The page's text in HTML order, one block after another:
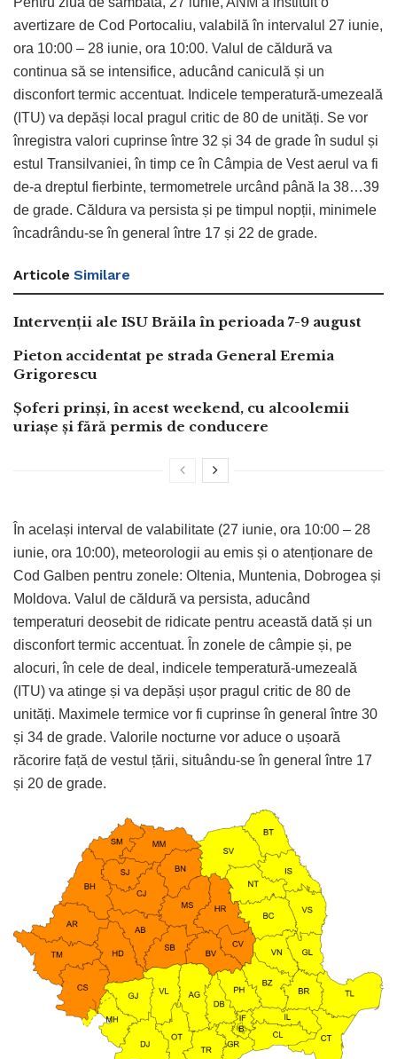
avertizare de Cod Portocaliu, valabilă în intervalul 27 iunie,
ora 10:00 – 28 iunie, ora 10:00. Valul de căldură va
continua să se intensifice, aducând caniculă și un
disconfort termic accentuat. Indicele temperatură-umezeală
(ITU) va depăși local pragul critic de 80 de unități. Se vor
înregistra valori cuprinse între 32 și 34 de grade în sudul și
estul Transilvaniei, în timp ce în Câmpia de Vest aerul va fi
de-a dreptul fierbinte, termometrele urcând până la 38…39
de grade. Căldura va persista și pe timpul nopții, minimele
încadrându-se în general între 17 și 22 de grade.
Articole Similare
Intervenții ale ISU Brăila în perioada 7-9 august
Pieton accidentat pe strada General Eremia
Grigorescu
Șoferi prinși, în acest weekend, cu alcoolemii
uriașe și fără permis de conducere
În același interval de valabilitate (27 iunie, ora 10:00 – 28
iunie, ora 10:00), meteorologii au emis și o atenționare de
Cod Galben pentru zonele: Oltenia, Muntenia, Dobrogea și
Moldova. Valul de căldură va persista, aducând
temperaturi deosebit de ridicate pentru această dată și un
disconfort termic accentuat. În zonele de câmpie și, pe
alocuri, în cele de deal, indicele temperatură-umezeală
(ITU) va atinge și va depăși ușor pragul critic de 80 de
unități. Maximele termice vor fi cuprinse în general între 30
și 34 de grade. Valorile nocturne vor aduce o ușoară
răcorire față de vestul țării, situându-se în general între 17
și 20 de grade.